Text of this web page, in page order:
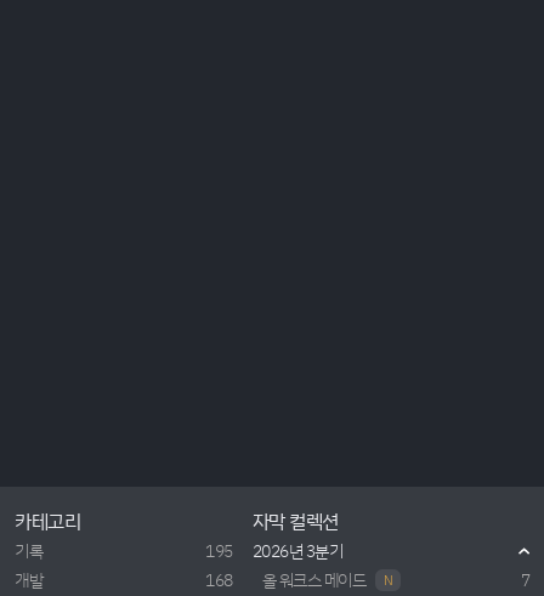
카테고리
기록
195
개발
168
자막 컬렉션
2026년 3분기
올 워크스 메이드
N
7